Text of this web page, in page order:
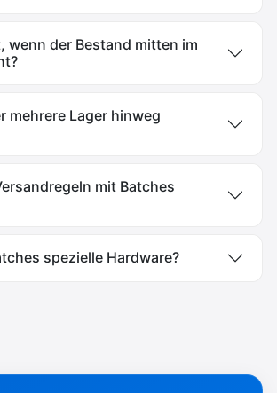
wenn der Bestand mitten im
mehrere Lager hinweg
mit Batches
spezielle Hardware?